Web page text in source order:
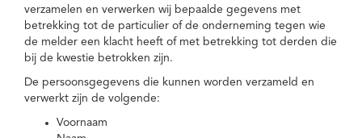
verzamelen en verwerken wij bepaalde gegevens met
betrekking tot de particulier of de onderneming tegen wie
de melder een klacht heeft of met betrekking tot derden die
bij de kwestie betrokken zijn.
De persoonsgegevens die kunnen worden verzameld en
verwerkt zijn de volgende:
Voornaam